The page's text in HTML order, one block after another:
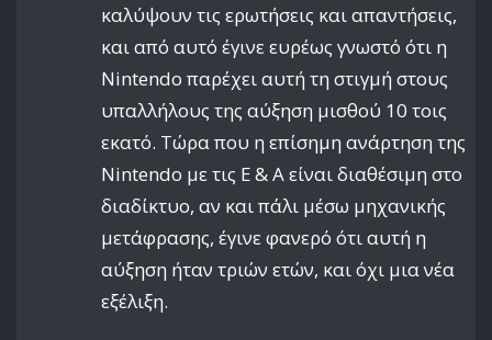
καλύψουν τις ερωτήσεις και απαντήσεις,
και από αυτό έγινε ευρέως γνωστό ότι η
Nintendo παρέχει αυτή τη στιγμή στους
υπαλλήλους της αύξηση μισθού 10 τοις
εκατό. Τώρα που η επίσημη ανάρτηση της
Nintendo με τις Ε & Α είναι διαθέσιμη στο
διαδίκτυο, αν και πάλι μέσω μηχανικής
μετάφρασης, έγινε φανερό ότι αυτή η
αύξηση ήταν τριών ετών, και όχι μια νέα
εξέλιξη.